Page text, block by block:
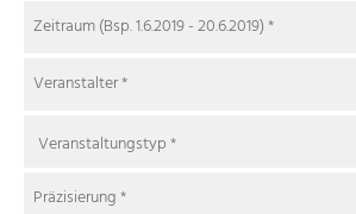
Zeitraum (Bsp. 1.6.2019 - 20.6.2019)*
Veranstalter*
Präzisierung*